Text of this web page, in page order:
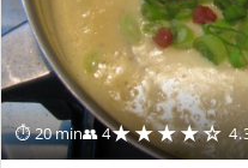
⏱ 20 min👥 4★★★★☆